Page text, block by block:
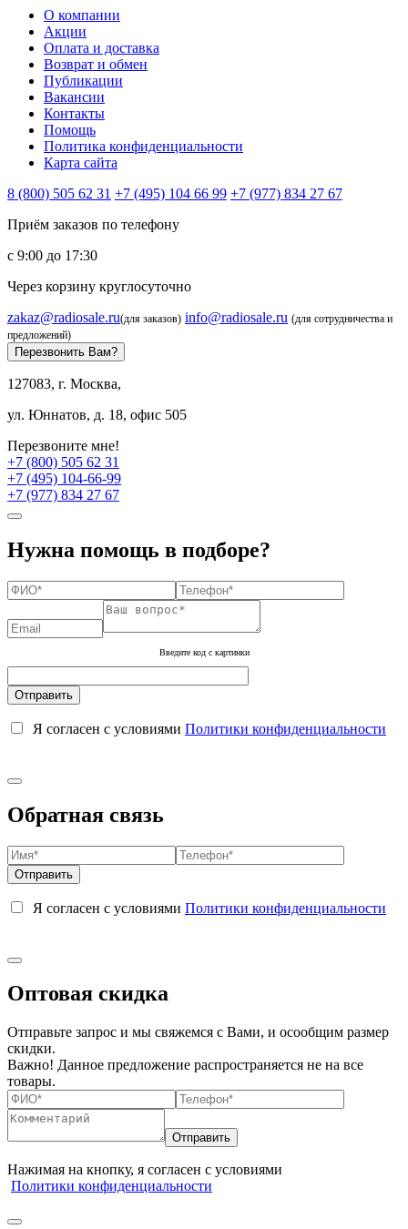
О компании
Акции
Оплата и доставка
Возврат и обмен
Публикации
Вакансии
Контакты
Помощь
Политика конфиденциальности
Карта сайта
8 (800) 505 62 31 +7 (495) 104 66 99 +7 (977) 834 27 67
Приём заказов по телефону
с 9:00 до 17:30
Через корзину круглосуточно
zakaz@radiosale.ru(для заказов) info@radiosale.ru (для сотрудничества и
предложений)
Перезвонить Вам?
127083, г. Москва,
ул. Юннатов, д. 18, офис 505
Перезвоните мне!
+7 (800) 505 62 31
+7 (495) 104-66-99
+7 (977) 834 27 67
Нужна помощь в подборе?
Введите код с картинки
Я согласен с условиями Политики конфиденциальности
Обратная связь
Я согласен с условиями Политики конфиденциальности
Оптовая скидка
Отправьте запрос и мы свяжемся с Вами, и осообщим размер
скидки.
Важно! Данное предложение распространяется не на все
товары.
Нажимая на кнопку, я согласен с условиями
Политики конфиденциальности